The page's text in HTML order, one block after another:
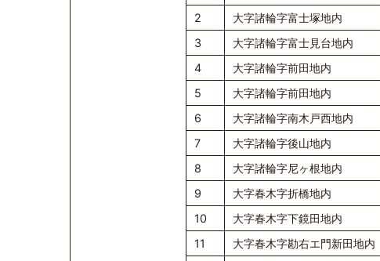
2
大字諸輪字富士塚地内
3
大字諸輪字富士見台地内
4
大字諸輪字前田地内
5
大字諸輪字前田地内
6
大字諸輪字南木戸西地内
7
大字諸輪字後山地内
8
大字諸輪字尼ヶ根地内
9
大字春木字折橋地内
10
大字春木字下鏡田地内
11
大字春木字勘右エ門新田地内